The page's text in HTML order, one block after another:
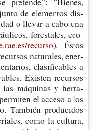
de ele­men­tos dis­
o lle­var a cabo una
fores­ta­les, eco­
recurso). Éstos
natu­ra­les, ener­
cla­si­fi­ca­bles a
Exis­ten recur­sos
las máqui­nas y herra­
el acce­so a los
Tam­bién pro­du­ci­dos
como la cul­tu­ra,